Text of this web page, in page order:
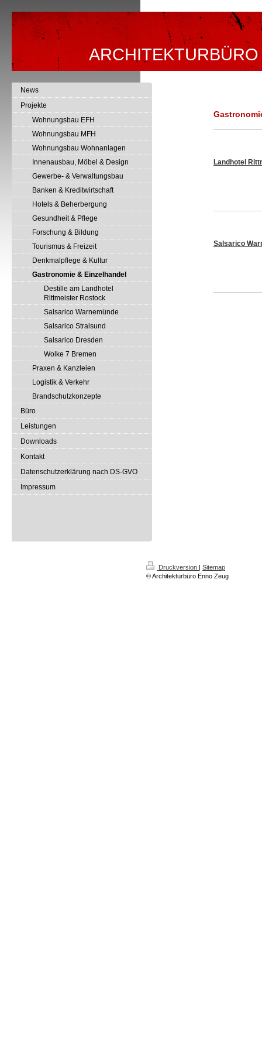
Landhotel
Salsarico
News
Projekte
Wohnungsbau EFH
Wohnungsbau MFH
Wohnungsbau Wohnanlagen
Innenausbau, Möbel & Design
Gewerbe- & Verwaltungsbau
Banken & Kreditwirtschaft
Hotels & Beherbergung
Gesundheit & Pflege
Forschung & Bildung
Tourismus & Freizeit
Denkmalpflege & Kultur
Gastronomie & Einzelhandel
Destille am Landhotel
Rittmeister Rostock
Salsarico Warnemünde
Salsarico Stralsund
Salsarico Dresden
Wolke 7 Bremen
Praxen & Kanzleien
Logistik & Verkehr
Brandschutzkonzepte
Büro
Leistungen
Downloads
Kontakt
Datenschutzerklärung nach DS-GVO
Impressum
Druckversion | Sitemap
© Architekturbüro Enno Zeug